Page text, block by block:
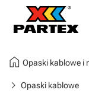
home Opaski kablowe i
chevron_right Opaski kablowe